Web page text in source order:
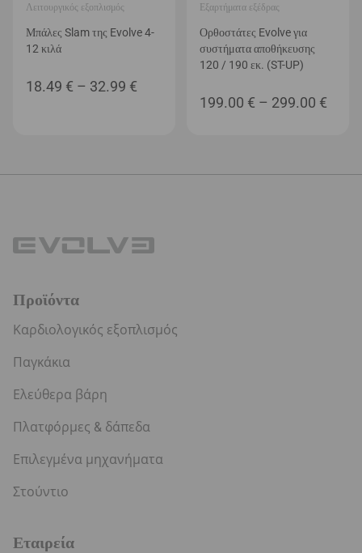
Λειτουργικός εξοπλισμός
Μπάλες Slam της Evolve 4-
12 κιλά
18.49 € – 32.99 €
32.99 €
Εξαρτήματα εξέδρας
Ορθοστάτες Evolve για
συστήματα αποθήκευσης
120 / 190 εκ. (ST-UP)
199.00 € – 299.00 €
Προϊόντα
Καρδιολογικός εξοπλισμός
Παγκάκια
Ελεύθερα βάρη
Πλατφόρμες & δάπεδα
Επιλεγμένα μηχανήματα
Στούντιο
Εταιρεία